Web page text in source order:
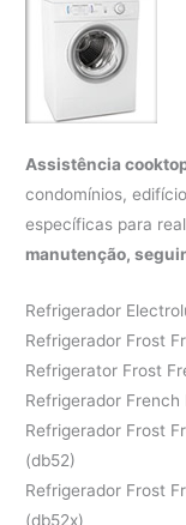
Assistência
condomínios,
específicas para
manutenção,
Refrigerador
Refrigerador Frost
Refrigerator Frost
Refrigerador
Refrigerador Frost
(db52)
Refrigerador Frost
(db52x)